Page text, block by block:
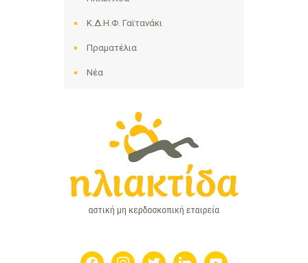
Κ.Δ.Η.Φ. Γαϊτανάκι
Πραματέλια
Νέα
facebookinstagramtwitter linkedin youtube